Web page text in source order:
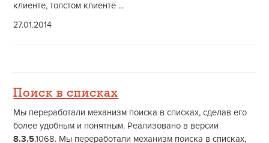
клиенте, толстом клиенте ...
27.01.2014
Поиск в списках
Мы переработали механизм поиска в списках, сделав его
более удобным и понятным. Реализовано в версии
8.3.5.1068. Мы переработали механизм поиска в списках,